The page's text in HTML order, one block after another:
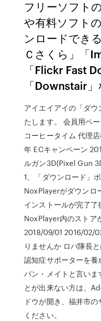
フリーソフト
や有料ソフト
ンロードでき
Ｃさくら」「
「Flickr Fast
「Downstair」
アイエイアイの「ダ
たします。 会員用ペ
コーヒータイム 代理
年 ECキャンペーン
ルガン3D(Pixel Gun
1、「ダウンロード」
NoxPlayerがダウンロ
インストールが完了了
NoxPlayer内のストア
2018/09/01 2016/02/
りませんか ロバ隊長
認知症サポーターを
バン・メイトと言いま
とが出来ない方は、
ドウが開き、福井市
ください。